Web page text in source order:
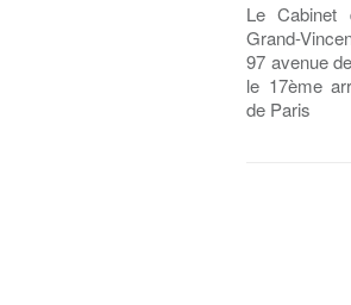
Le
Grand-
97 avenue
le 17ème
de Paris